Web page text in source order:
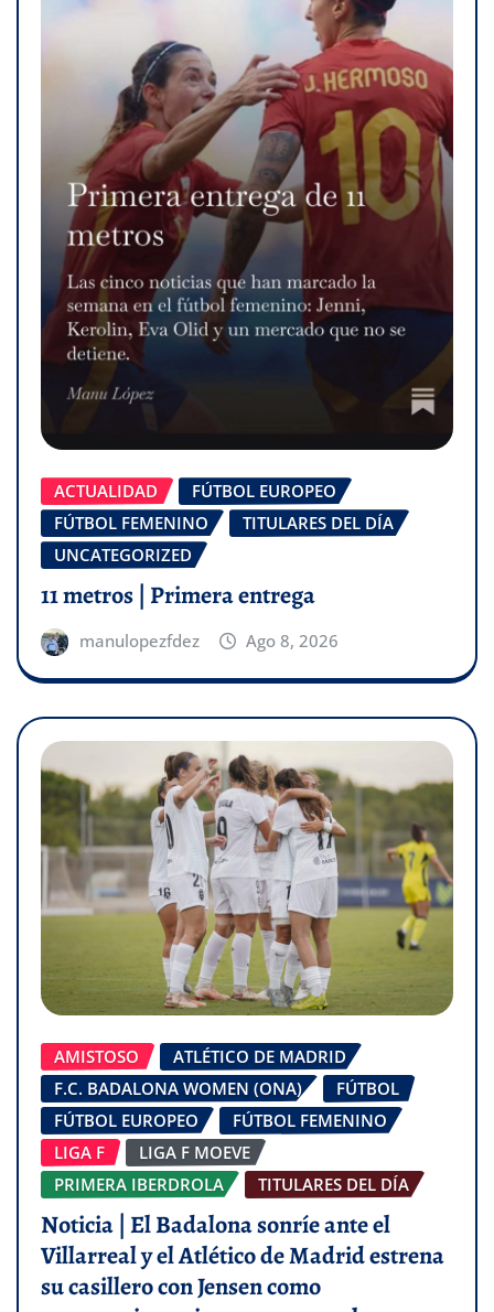
ACTUALIDAD
FÚTBOL EUROPEO
FÚTBOL FEMENINO
TITULARES DEL DÍA
UNCATEGORIZED
11 metros | Primera entrega
manulopezfdez Ago 8, 2026
AMISTOSO
ATLÉTICO DE MADRID
F.C. BADALONA WOMEN (ONA)
FÚTBOL
FÚTBOL EUROPEO
FÚTBOL FEMENINO
LIGA F
LIGA F MOEVE
PRIMERA IBERDROLA
TITULARES DEL DÍA
Noticia | El Badalona sonríe ante el
Villarreal y el Atlético de Madrid estrena
su casillero con Jensen como